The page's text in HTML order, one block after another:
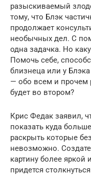
разыскиваемый
тому, что Блэк
продолжает
необычных дел. С
одна задачка. Но
Помочь себе,
близнеца или у
— обо всем и прочем
будет во втором?
Крис Федак заявил,
показать куда
раскрыть которые
невозможно.
картину более
придется